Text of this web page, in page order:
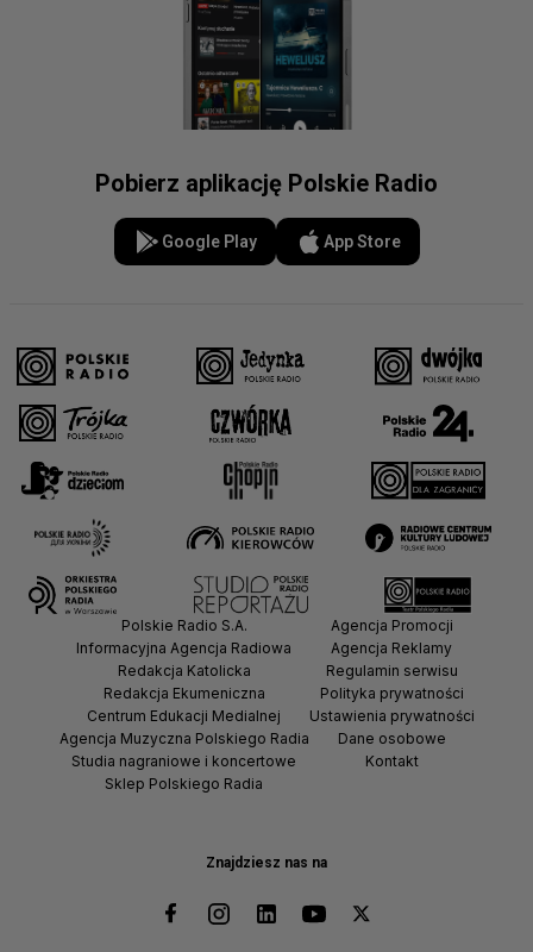
Pobierz aplikację Polskie Radio
Google Play App Store
Znajdziesz nas na
Polskie Radio S.A.
Informacyjna Agencja Radiowa
Redakcja Katolicka
Redakcja Ekumeniczna
Centrum Edukacji Medialnej
Agencja Muzyczna Polskiego Radia
Studia nagraniowe i koncertowe
Sklep Polskiego Radia
Agencja Promocji
Agencja Reklamy
Regulamin serwisu
Polityka prywatności
Ustawienia prywatności
Dane osobowe
Kontakt